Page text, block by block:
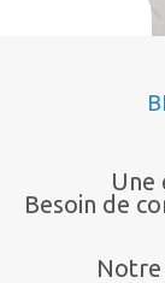
Une
Besoin de
Notre